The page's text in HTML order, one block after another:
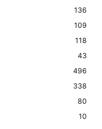
136
109
118
43
496
338
80
10